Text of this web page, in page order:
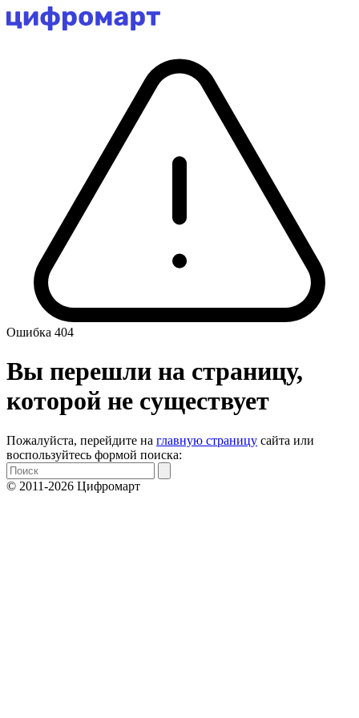
Ошибка 404
Вы перешли на страницу,
которой не существует
Пожалуйста, перейдите на главную страницу сайта или
воспользуйтесь формой поиска:
© 2011-2026 Цифромарт